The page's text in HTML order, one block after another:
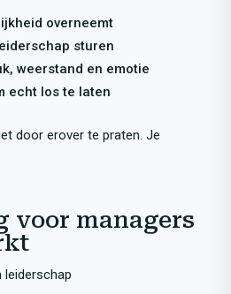
overneemt
sturen
weerstand en emotie
echt los te laten
door erover te praten. Je
voor managers
leiderschap